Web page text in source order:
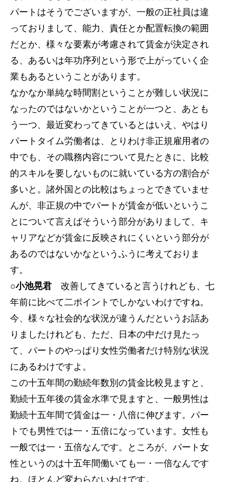
パートはそうでございますが、一般の正社員は違
っておりまして、能力、責任とか配置転換の範囲
だとか、様々な要素が考慮されて賃金が決定され
る、あるいは年功序列という形で上がっていく企
業もあるということがあります。
なかなか単純な時間割ということが難しい状況に
なったのではないかということが一つと、あとも
う一つ、最近変わってきているとはいえ、やはり
パートタイム労働者は、とりわけ非正規雇用者の
中でも、その職務内容について見たときに、比較
的スキルを要しないものに就いている方の割合が
多いと。諸外国との比較はちょっとできていませ
んが、非正規の中でパートが賃金が低いというこ
とについて言えばそういう部分がありまして、キ
ャリアなどが賃金に反映されにくいという部分が
あるのではないかなというふうに考えておりま
す。
○小池晃君 改善してきていると言うけれども、七
年前に比べて二ポイントでしかないわけですね。
今、様々な社会的な状況が違うんだというお話あ
りましたけれども、ただ、日本の中だけ見たっ
て、パートのやっぱり女性労働者だけ特別な状況
にあるわけですよ。
この十五年間の勤続年数別の賃金比較見ますと、
勤続十五年後の賃金水準で見ますと、一般男性は
勤続十五年間で賃金は一・八倍に伸びます。パー
トでも男性では一・五倍になっています。女性も
一般では一・五倍なんです。ところが、パート女
性というのは十五年間働いても一・一倍なんです
ね。ほとんど変わらないわけです。